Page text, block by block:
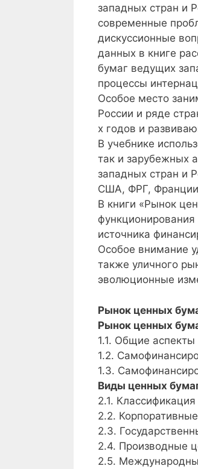
западных стран и
современные
дискуссионные
данных в книге
бумаг ведущих
процессы
Особое место
России и ряде
х годов и
В учебнике
так и зарубежных
западных стран и
США, ФРГ, Франции
В книги «Рынок
источника
Особое внимание
также уличного
эволюционные
Рынок ценных
Рынок ценных
1.1. Общие
1.2.
1.3.
Виды ценных
2.1.
2.2.
2.3.
2.4. Производные
2.5.